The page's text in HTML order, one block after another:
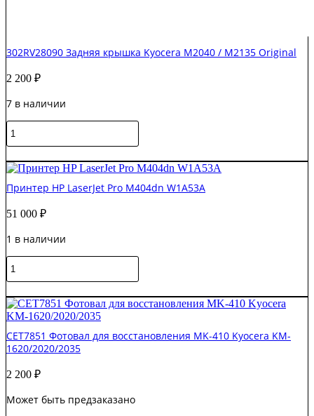
302RV28090 Задняя крышка Kyocera M2040 / M2135 Original
2 200 ₽
7 в наличии
Количество
товара
Задняя
крышка
Kyocera
/
Original
Принтер HP LaserJet Pro M404dn W1A53A
51 000 ₽
1 в наличии
Количество
товара
HP
LaserJet
Pro
M404dn
W1A53A
CET7851 Фотовал для восстановления MK-410 Kyocera KM-
1620/2020/2035
2 200 ₽
Может быть предзаказано